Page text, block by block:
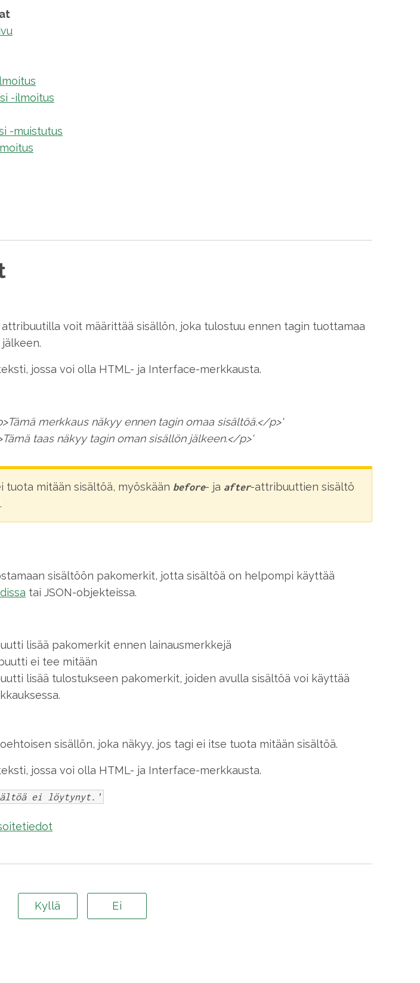
-ilmoitus
-muistutus
voit määrittää sisällön, joka tulostuu ennen tagin tuottamaa
jossa voi olla HTML- ja Interface-merkkausta.
merkkaus näkyy ennen tagin omaa sisältöä.</p>'
taas näkyy tagin oman sisällön jälkeen.</p>'
tuota mitään sisältöä, myöskään before- ja after-attribuuttien sisältö
sisältöön pakomerkit, jotta sisältöä on helpompi käyttää
tai JSON-objekteissa.
lisää pakomerkit ennen lainausmerkkejä
ei tee mitään
lisää tulostukseen pakomerkit, joiden avulla sisältöä voi käyttää
sisällön, joka näkyy, jos tagi ei itse tuota mitään sisältöä.
jossa voi olla HTML- ja Interface-merkkausta.
ei löytynyt.'
Kyllä Ei